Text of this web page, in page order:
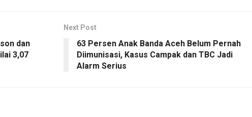
dan
3,07
Next Post
63 Persen Anak Banda Aceh Belum Pernah
Diimunisasi, Kasus Campak dan TBC Jadi
Alarm Serius